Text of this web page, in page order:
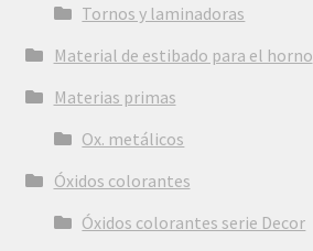
Tornos y laminadoras
Material de estibado para el horno
Materias primas
Ox. metálicos
Óxidos colorantes
Óxidos colorantes serie Decor